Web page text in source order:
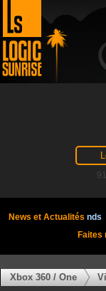
News et Actualités nds
Faites
Xbox 360 / One